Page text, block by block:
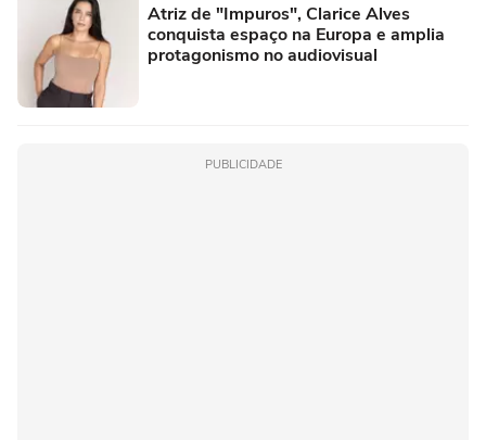
Atriz de "Impuros", Clarice Alves
conquista espaço na Europa e amplia
protagonismo no audiovisual
PUBLICIDADE